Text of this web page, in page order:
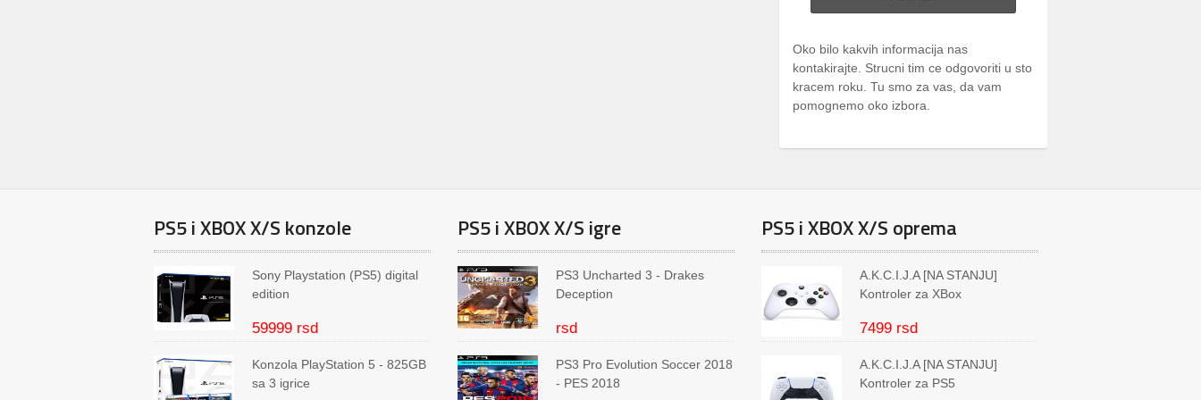
Oko bilo kakvih informacija nas
kontakirajte. Strucni tim ce odgovoriti u sto
kracem roku. Tu smo za vas, da vam
pomognemo oko izbora.
PS5 i XBOX X/S konzole
Sony Playstation (PS5) digital
edition
59999 rsd
Konzola PlayStation 5 - 825GB
sa 3 igrice
PS5 i XBOX X/S igre
PS3 Uncharted 3 - Drakes
Deception
rsd
PS3 Pro Evolution Soccer 2018
- PES 2018
PS5 i XBOX X/S oprema
A.K.C.I.J.A [NA STANJU]
Kontroler za XBox
7499 rsd
A.K.C.I.J.A [NA STANJU]
Kontroler za PS5